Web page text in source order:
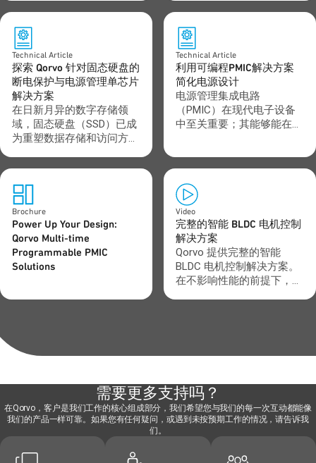
干扰）和噪声纹波 点击下
载
并集成了断电保护功能，可
有效缩减 SSD 应用中的解
决方案尺寸。访问 Qorvo
设计中心，您可以找到帮助
您更快、更智能地实现设计
目标的工具和计算器。如需
更多支持，请联系 tool-
feedback@qorvo.com。
Technical Article
探索 Qorvo 针对固态硬盘的
断电保护与电源管理单芯片
解决方案
在日新月异的数字存储领
域，固态硬盘（SSD）已成
为重塑数据存储和访问方式
更高的可靠性、更快的速
能以及更轻巧紧凑的设计，
因而比传统硬盘驱动器
（HDD）更受欢迎。
Technical Article
利用可编程PMIC解决方案
简化电源设计
电源管理集成电路
（PMIC）在现代电子设备
中至关重要；其能够能在单
通用输入输出（GPIO）接
口。PMIC具有体积小、集
成度高以及供应链优化的优
势；然而，许多PMIC解决
方案无法在不同应用间轻松
实现定制化，因此工程师们
在将其整合到设计中时常遇
到困难。但现在，已有针对
这一挑战的解决方案——本
Brochure
Power Up Your Design:
Qorvo Multi-time
Programmable PMIC
Solutions
Video
完整的智能 BLDC 电机控制
解决方案
Qorvo 提供完整的智能
BLDC 电机控制解决方案。
在不影响性能的前提下，实
需要更多支持吗？
在Qorvo，客户是我们工作的核心组成部分，我们希望您与我们的每一次互动都能像
我们的产品一样可靠。如果您有任何疑问，或遇到未按预期工作的情况，请告诉我
们。